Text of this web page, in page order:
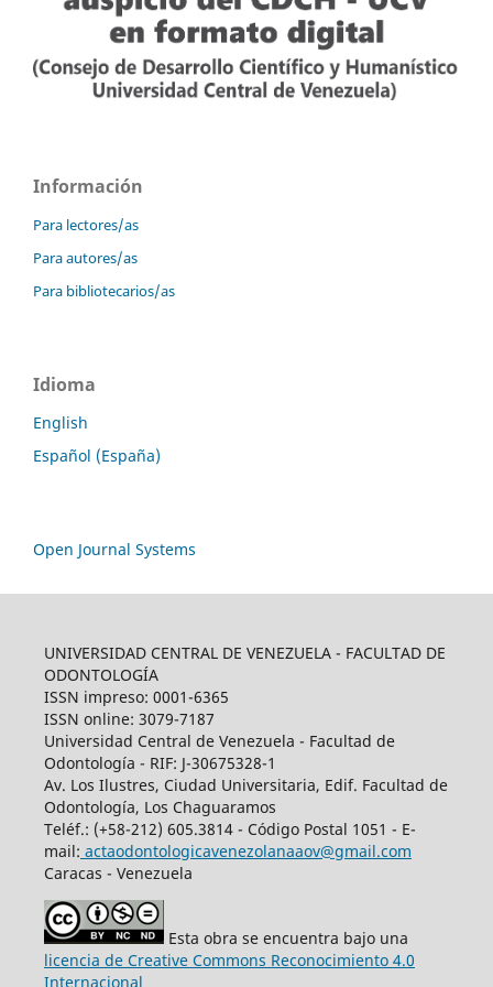
Información
Para lectores/as
Para autores/as
Para bibliotecarios/as
Idioma
English
Español (España)
Open Journal Systems
UNIVERSIDAD CENTRAL DE VENEZUELA - FACULTAD DE
ODONTOLOGÍA
ISSN impreso: 0001-6365
ISSN online: 3079-7187
Universidad Central de Venezuela - Facultad de
Odontología - RIF: J-30675328-1
Av. Los Ilustres, Ciudad Universitaria, Edif. Facultad de
Odontología, Los Chaguaramos
Teléf.: (+58-212) 605.3814 - Código Postal 1051 - E-
mail: actaodontologicavenezolanaaov@gmail.com
Caracas - Venezuela
Esta obra se encuentra bajo una
licencia de Creative Commons Reconocimiento 4.0
Internacional